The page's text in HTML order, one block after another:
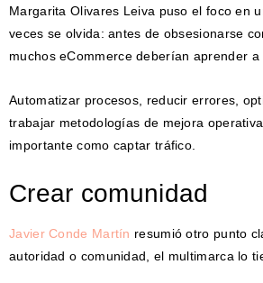
Margarita Olivares Leiva puso el foco en
veces se olvida: antes de obsesionarse
muchos eCommerce deberían aprender a
Automatizar procesos, reducir errores,
trabajar metodologías de mejora
importante como captar tráfico.
Crear comunidad
Javier Conde Martín resumió otro punto
autoridad o comunidad, el multimarca lo